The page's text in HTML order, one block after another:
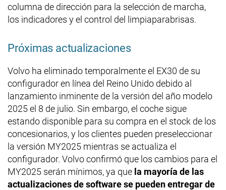
columna de dirección para la selección de marcha,
los indicadores y el control del limpiaparabrisas.
Próximas actualizaciones
Volvo ha eliminado temporalmente el EX30 de su
configurador en línea del Reino Unido debido al
lanzamiento inminente de la versión del año modelo
2025 el 8 de julio. Sin embargo, el coche sigue
estando disponible para su compra en el stock de los
concesionarios, y los clientes pueden preseleccionar
la versión MY2025 mientras se actualiza el
configurador. Volvo confirmó que los cambios para el
MY2025 serán mínimos, ya que la mayoría de las
actualizaciones de software se pueden entregar de